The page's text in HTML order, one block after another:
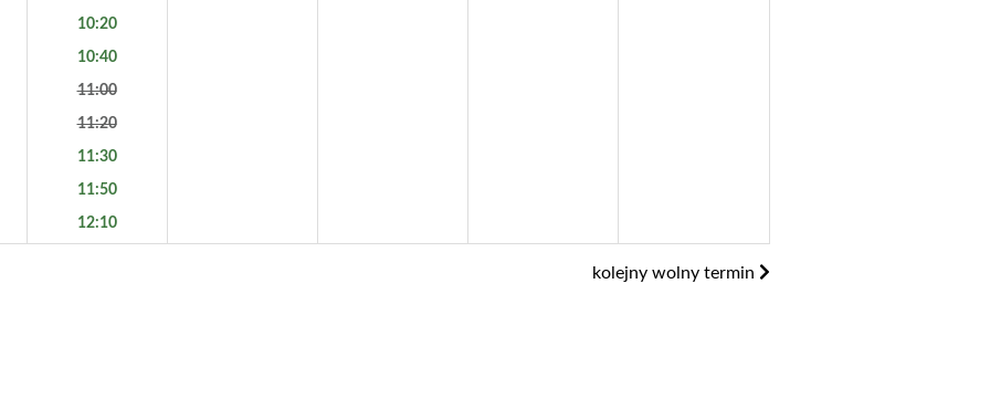
10:20
10:40
11:00
11:20
11:30
11:50
12:10
kolejny wolny termin